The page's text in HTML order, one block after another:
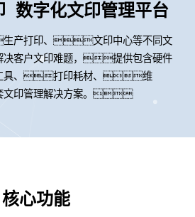
数字化文印管理平台
产打印、文印中心等不同文
客户文印难题，提供包含硬件
具、打印耗材、维
印管理解决方案。
核心功能